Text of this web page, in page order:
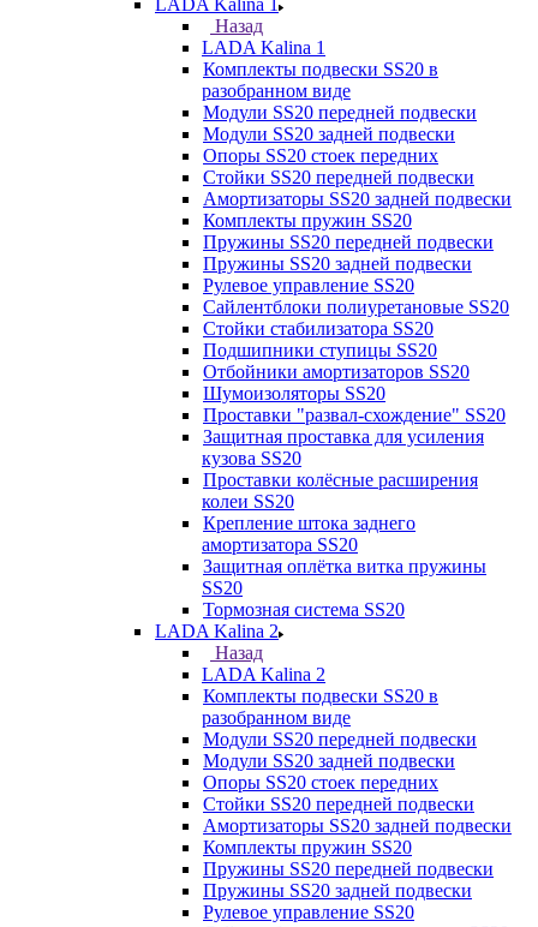
LADA Kalina 1
Назад
LADA Kalina 1
Комплекты подвески SS20 в
разобранном виде
Модули SS20 передней подвески
Модули SS20 задней подвески
Опоры SS20 стоек передних
Стойки SS20 передней подвески
Амортизаторы SS20 задней подвески
Комплекты пружин SS20
Пружины SS20 передней подвески
Пружины SS20 задней подвески
Рулевое управление SS20
Сайлентблоки полиуретановые SS20
Стойки стабилизатора SS20
Подшипники ступицы SS20
Отбойники амортизаторов SS20
Шумоизоляторы SS20
Проставки "развал-схождение" SS20
Защитная проставка для усиления
кузова SS20
Проставки колёсные расширения
колеи SS20
Крепление штока заднего
амортизатора SS20
Защитная оплётка витка пружины
SS20
Тормозная система SS20
LADA Kalina 2
Назад
LADA Kalina 2
Комплекты подвески SS20 в
разобранном виде
Модули SS20 передней подвески
Модули SS20 задней подвески
Опоры SS20 стоек передних
Стойки SS20 передней подвески
Амортизаторы SS20 задней подвески
Комплекты пружин SS20
Пружины SS20 передней подвески
Пружины SS20 задней подвески
Рулевое управление SS20